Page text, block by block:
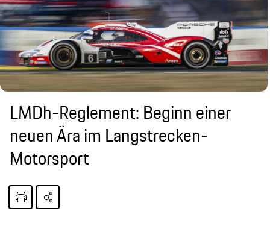
LMDh-Reglement: Beginn einer
neuen Ära im Langstrecken-
Motorsport